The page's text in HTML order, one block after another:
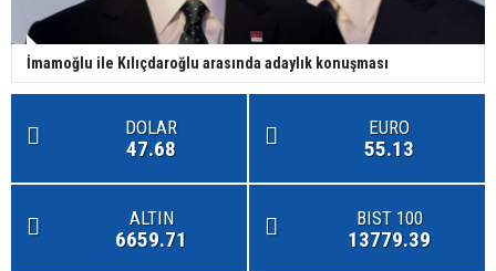
İmamoğlu ile Kılıçdaroğlu arasında adaylık konuşması
DOLAR
47.68
EURO
55.13
ALTIN
6659.71
BIST 100
13779.39